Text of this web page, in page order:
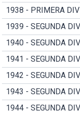
1938 - PRIMERA
1939 - SEGUNDA
1940 - SEGUNDA
1941 - SEGUNDA
1942 - SEGUNDA
1943 - SEGUNDA
1944 - SEGUNDA